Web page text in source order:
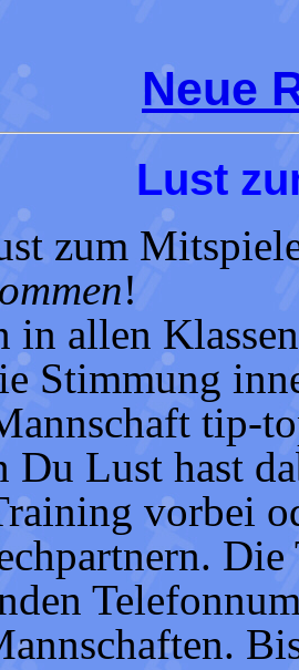
Neue
Lust
zum
!
in allen
Stimmung
tip-
Du Lust hast
vorbei